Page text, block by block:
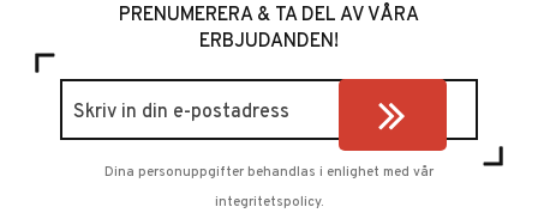
PRENUMERERA & TA DEL AV VÅRA
ERBJUDANDEN!
Dina personuppgifter behandlas i enlighet med vår
integritetspolicy.